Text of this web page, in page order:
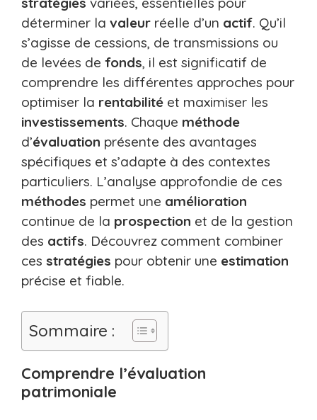
déterminer la valeur réelle d’un actif. Qu’il
s’agisse de cessions, de transmissions ou
de levées de fonds, il est significatif de
comprendre les différentes approches pour
optimiser la rentabilité et maximiser les
investissements. Chaque méthode
d’évaluation présente des avantages
spécifiques et s’adapte à des contextes
particuliers. L’analyse approfondie de ces
méthodes permet une amélioration
continue de la prospection et de la gestion
des actifs. Découvrez comment combiner
ces stratégies pour obtenir une estimation
précise et fiable.
Sommaire :
Comprendre l’évaluation
patrimoniale